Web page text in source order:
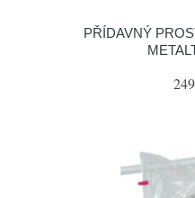
PŘÍDAVNÝ